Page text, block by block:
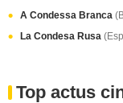
A Condessa Branca
La Condesa Rusa
Top actus